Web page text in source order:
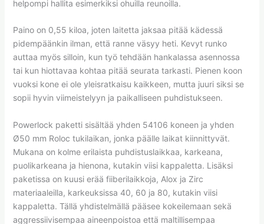
helpompi hallita esimerkiksi ohuilla reunoilla.
Paino on 0,55 kiloa, joten laitetta jaksaa pitää kädessä
pidempäänkin ilman, että ranne väsyy heti. Kevyt runko
auttaa myös silloin, kun työ tehdään hankalassa asennossa
tai kun hiottavaa kohtaa pitää seurata tarkasti. Pienen koon
vuoksi kone ei ole yleisratkaisu kaikkeen, mutta juuri siksi se
sopii hyvin viimeistelyyn ja paikalliseen puhdistukseen.
Powerlock paketti sisältää yhden 54106 koneen ja yhden
Ø50 mm Roloc tukilaikan, jonka päälle laikat kiinnittyvät.
Mukana on kolme erilaista puhdistuslaikkaa, karkeana,
puolikarkeana ja hienona, kutakin viisi kappaletta. Lisäksi
paketissa on kuusi erää fiiberilaikkoja, Alox ja Zirc
materiaaleilla, karkeuksissa 40, 60 ja 80, kutakin viisi
kappaletta. Tällä yhdistelmällä pääsee kokeilemaan sekä
aggressiivisempaa aineenpoistoa että maltillisempaa